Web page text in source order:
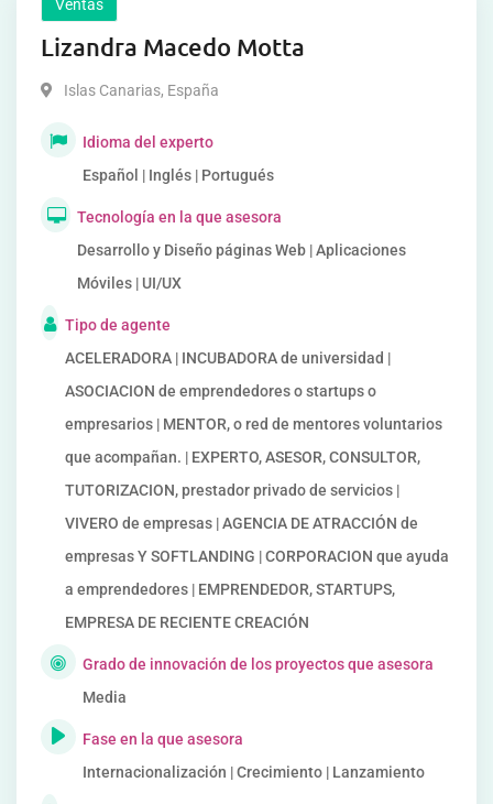
Ventas
Lizandra Macedo Motta
Islas Canarias, España
Idioma del experto
Español | Inglés | Portugués
Tecnología en la que asesora
Desarrollo y Diseño páginas Web | Aplicaciones
Móviles | UI/UX
Tipo de agente
ACELERADORA | INCUBADORA de universidad |
ASOCIACION de emprendedores o startups o
empresarios | MENTOR, o red de mentores voluntarios
que acompañan. | EXPERTO, ASESOR, CONSULTOR,
TUTORIZACION, prestador privado de servicios |
VIVERO de empresas | AGENCIA DE ATRACCIÓN de
empresas Y SOFTLANDING | CORPORACION que ayuda
a emprendedores | EMPRENDEDOR, STARTUPS,
EMPRESA DE RECIENTE CREACIÓN
Grado de innovación de los proyectos que asesora
Media
Fase en la que asesora
Internacionalización | Crecimiento | Lanzamiento